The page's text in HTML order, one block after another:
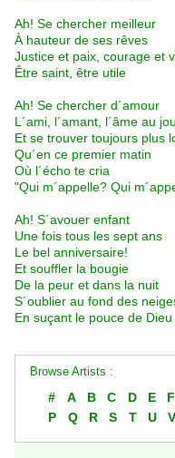
Ah! Se chercher meilleur
À hauteur de ses rêves
Justice et paix, courage et
Être saint, être utile
Ah! Se chercher d´amour
L´ami, l´amant, l´âme au
Et se trouver toujours plus
Qu´en ce premier matin
Où l´écho te cria
"Qui m´appelle? Qui
Ah! S´avouer enfant
Une fois tous les sept ans
Le bel anniversaire!
Et souffler la bougie
De la peur et dans la nuit
S´oublier au fond des
En suçant le pouce de Dieu
Browse Artists :
# A B C D E F
P
Q R S T U V